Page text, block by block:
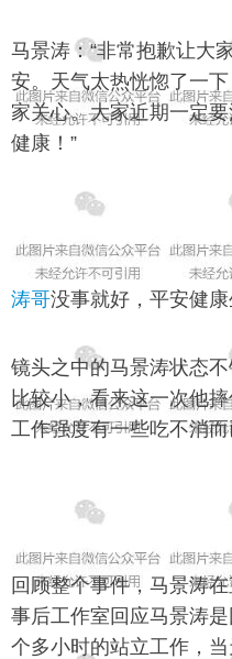
马景涛：“非常抱歉让大
安。天气太热恍惚了一
家关心。大家近期一定
健康！”
涛哥没事就好，平安健康
镜头之中的马景涛状态
比较小，看来这一次他
工作强度有一些吃不消
回顾整个事件，马景涛
事后工作室回应马景涛
个多小时的站立工作，